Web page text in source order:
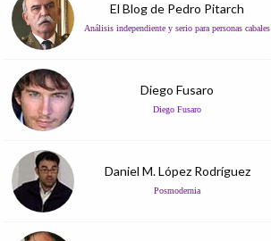
El Blog de Pedro Pitarch
Análisis independiente y serio para personas cabales
Diego Fusaro
Diego Fusaro
Daniel M. López Rodríguez
Posmodernia